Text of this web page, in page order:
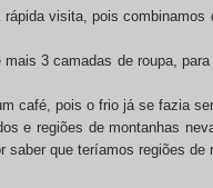
visita, pois combinamos
3 camadas de roupa,
café, pois o frio já se fazia
e regiões de montanhas
que teríamos regiões de